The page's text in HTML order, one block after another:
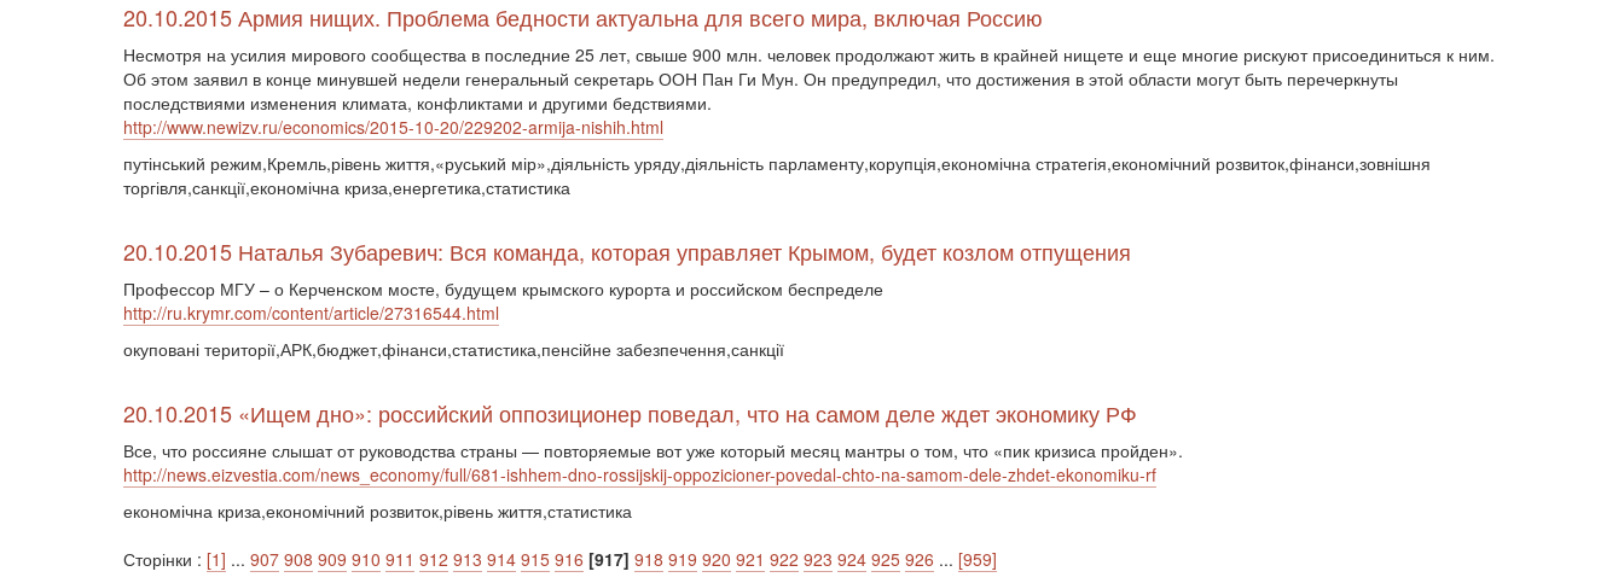
заморожені конфлікти (1334) заяви (3)
збройні сили (4949)
злочини проти людяності (375)
крах (150)
Крим (2)
20.10.2015 Армия нищих. Проблема бедности актуальна для всего мира, включая Россию
Несмотря на усилия мирового сообщества в последние 25 лет, свыше 900 млн. человек продолжают жить в крайней нищете и еще многие рискуют присоединиться к ним.
Об этом заявил в конце минувшей недели генеральный секретарь ООН Пан Ги Мун. Он предупредил, что достижения в этой области могут быть перечеркнуты
последствиями изменения климата, конфликтами и другими бедствиями.
http://www.newizv.ru/economics/2015-10-20/229202-armija-nishih.html
путінський режим,Кремль,рівень життя,«руський мір»,діяльність уряду,діяльність парламенту,корупція,економічна стратегія,економічний розвиток,фінанси,зовнішня
торгівля,санкції,економічна криза,енергетика,статистика
20.10.2015 Наталья Зубаревич: Вся команда, которая управляет Крымом, будет козлом отпущения
Профессор МГУ – о Керченском мосте, будущем крымского курорта и российском беспределе
http://ru.krymr.com/content/article/27316544.html
окуповані території,АРК,бюджет,фінанси,статистика,пенсійне забезпечення,санкції
20.10.2015 «Ищем дно»: российский оппозиционер поведал, что на самом деле ждет экономику РФ
Все, что россияне слышат от руководства страны — повторяемые вот уже который месяц мантры о том, что «пик кризиса пройден».
http://news.eizvestia.com/news_economy/full/681-ishhem-dno-rossijskij-oppozicioner-povedal-chto-na-samom-dele-zhdet-ekonomiku-rf
економічна криза,економічний розвиток,рівень життя,статистика
Сторінки : [1] ... 907 908 909 910 911 912 913 914 915 916 [917] 918 919 920 921 922 923 924 925 926 ... [959]